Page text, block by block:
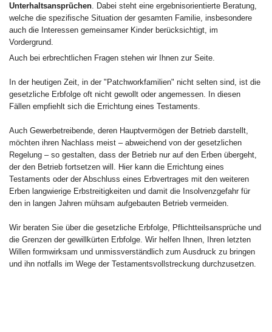
Unterhaltsansprüchen . Dabei steht eine ergebnisorientierte Beratung,
welche die spezifische Situation der gesamten Familie, insbesondere
auch die Interessen gemeinsamer Kinder berücksichtigt, im
Vordergrund.
Auch bei erbrechtlichen Fragen stehen wir Ihnen zur Seite.
In der heutigen Zeit, in der "Patchworkfamilien" nicht selten sind, ist die
gesetzliche Erbfolge oft nicht gewollt oder angemessen. In diesen
Fällen empfiehlt sich die Errichtung eines Testaments.
Auch Gewerbetreibende, deren Hauptvermögen der Betrieb darstellt,
möchten ihren Nachlass meist – abweichend von der gesetzlichen
Regelung – so gestalten, dass der Betrieb nur auf den Erben übergeht,
der den Betrieb fortsetzen will. Hier kann die Errichtung eines
Testaments oder der Abschluss eines Erbvertrages mit den weiteren
Erben langwierige Erbstreitigkeiten und damit die Insolvenzgefahr für
den in langen Jahren mühsam aufgebauten Betrieb vermeiden.
Wir beraten Sie über die gesetzliche Erbfolge, Pflichtteilsansprüche und
die Grenzen der gewillkürten Erbfolge. Wir helfen Ihnen, Ihren letzten
Willen formwirksam und unmissverständlich zum Ausdruck zu bringen
und ihn notfalls im Wege der Testamentsvollstreckung durchzusetzen.